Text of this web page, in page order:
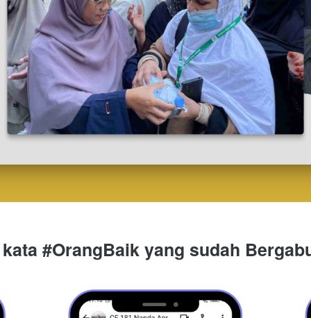
#OrangBaik yang sudah